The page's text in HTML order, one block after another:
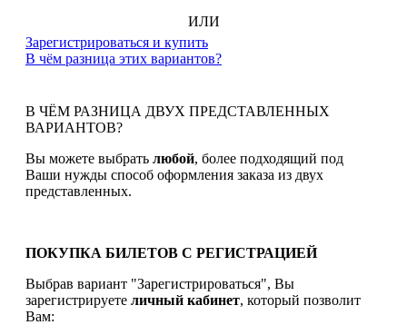
ИЛИ
Зарегистрироваться и купить
В чём разница этих вариантов?
В ЧЁМ РАЗНИЦА ДВУХ ПРЕДСТАВЛЕННЫХ
ВАРИАНТОВ?
Вы можете выбрать любой, более подходящий под
Ваши нужды способ оформления заказа из двух
представленных.
ПОКУПКА БИЛЕТОВ С РЕГИСТРАЦИЕЙ
Выбрав вариант "Зарегистрироваться", Вы
зарегистрируете личный кабинет, который позволит
Вам: